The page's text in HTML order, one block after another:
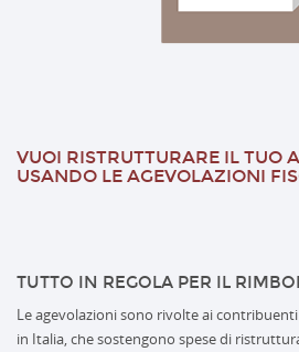
VUOI RISTRUTTURARE IL TUO
USANDO LE AGEVOLAZIONI
TUTTO IN REGOLA PER IL
Le agevolazioni sono rivolte ai
in Italia, che sostengono spese di